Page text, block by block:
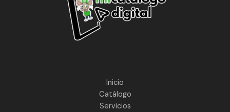
Inicio
Catálogo
Servicios